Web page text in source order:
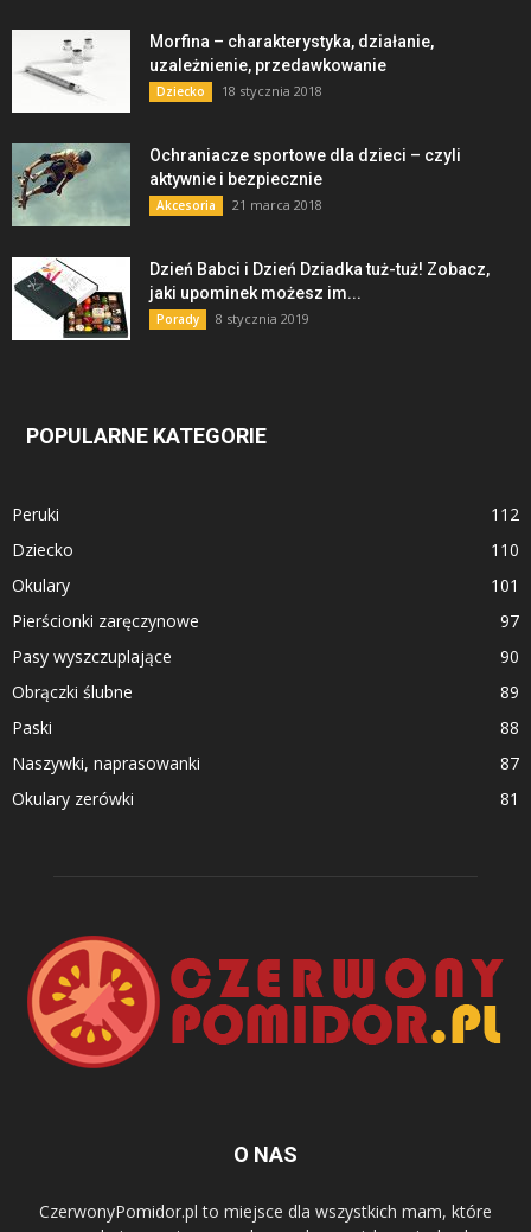
Morfina – charakterystyka, działanie,
uzależnienie, przedawkowanie
Dziecko 18 stycznia 2018
Ochraniacze sportowe dla dzieci – czyli
aktywnie i bezpiecznie
Akcesoria 21 marca 2018
Dzień Babci i Dzień Dziadka tuż-tuż! Zobacz,
jaki upominek możesz im...
Porady 8 stycznia 2019
POPULARNE KATEGORIE
Peruki
112
Dziecko
110
Okulary
101
Pierścionki zaręczynowe
97
Pasy wyszczuplające
90
Obrączki ślubne
89
Paski
88
Naszywki, naprasowanki
87
Okulary zerówki
81
O NAS
CzerwonyPomidor.pl to miejsce dla wszystkich mam, które